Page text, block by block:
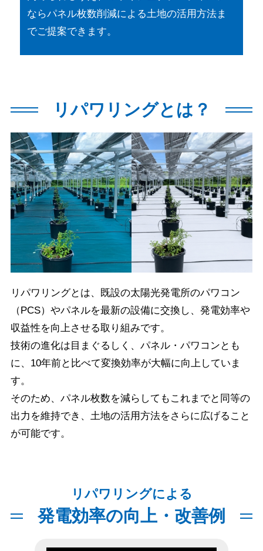
ならパネル枚数削減による土地の活用方法ま
でご提案できます。
リパワリングとは？
リパワリングとは、既設の太陽光発電所のパワコン
（PCS）やパネルを最新の設備に交換し、発電効率や
収益性を向上させる取り組みです。
技術の進化は目まぐるしく、パネル・パワコンとも
に、10年前と比べて変換効率が大幅に向上していま
す。
そのため、パネル枚数を減らしてもこれまでと同等の
出力を維持でき、土地の活用方法をさらに広げること
が可能です。
リパワリングによる
発電効率の向上・改善例